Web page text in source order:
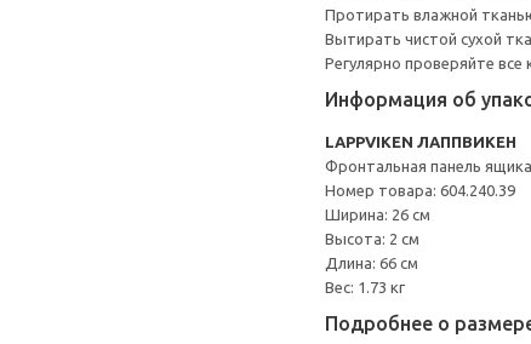
Протирать влажной
Вытирать чистой сухой
Регулярно проверяйте
Информация об
LAPPVIKEN ЛАППВИКЕН
Фронтальная панель ящика
Номер товара: 604.240.39
Ширина: 26 см
Высота: 2 см
Длина: 66 см
Вес: 1.73 кг
Подробнее о